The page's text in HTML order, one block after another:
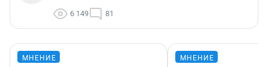
6 149 81
МНЕНИЕ МНЕНИЕ